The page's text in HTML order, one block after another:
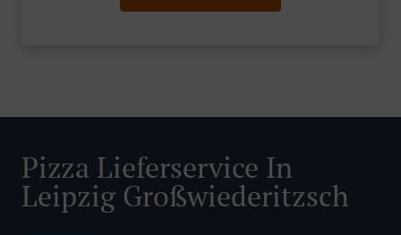
Pizza Lieferservice In
Leipzig Großwiederitzsch